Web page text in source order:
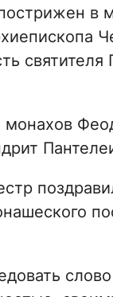
в
святителя